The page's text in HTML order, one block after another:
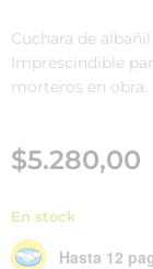
Cuchara de
Imprescindible
morteros en obra.
$5.280,00
En stock
Hasta 12